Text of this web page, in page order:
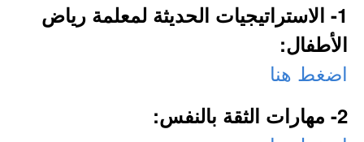
1- الاستراتيجيات الحديثة لمعلمة رياض
الأطفال:
اضغط هنا
2- مهارات الثقة بالنفس: